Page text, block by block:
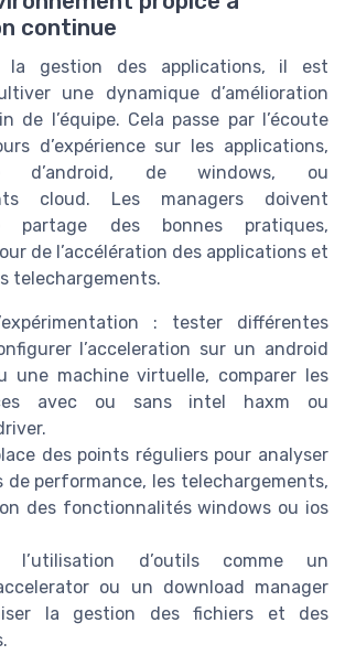
continue
la gestion des applications, il est
une dynamique d’amélioration
de l’équipe. Cela passe par l’écoute
d’expérience sur les applications,
d’android, de windows, ou
cloud. Les managers doivent
partage des bonnes pratiques,
de l’accélération des applications et
telechargements.
: tester différentes
l’acceleration sur un android
une machine virtuelle, comparer les
avec ou sans intel haxm ou
des points réguliers pour analyser
de performance, les telechargements,
des fonctionnalités windows ou ios
l’utilisation d’outils comme un
ou un download manager
la gestion des fichiers et des